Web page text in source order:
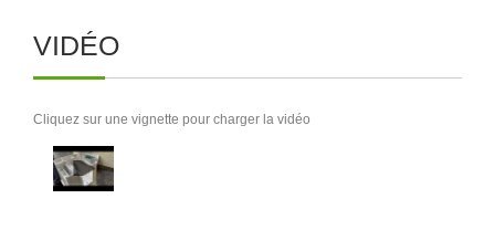
VIDÉO
Cliquez sur une vignette pour charger la vidéo